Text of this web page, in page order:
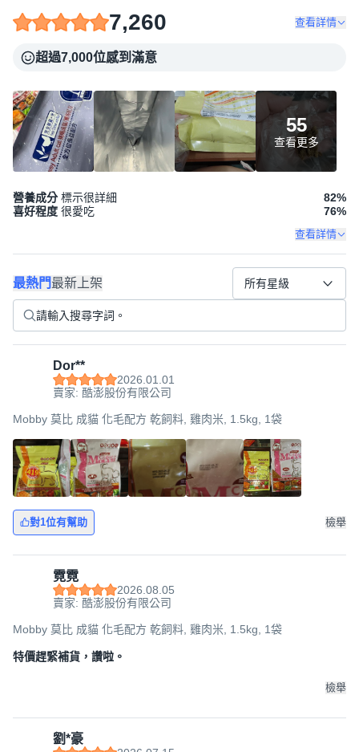
7,260 查看詳情
超過7,000位感到滿意
55
查看更多
營養成分 標示很詳細 82%
喜好程度 很愛吃 76%
查看詳情
最熱門最新上架 所有星級
Dor**
2026.01.01
賣家: 酷澎股份有限公司
Mobby 莫比 成貓 化毛配方 乾飼料, 雞肉米, 1.5kg, 1袋
對1位有幫助 檢舉
霓霓
2026.08.05
賣家: 酷澎股份有限公司
Mobby 莫比 成貓 化毛配方 乾飼料, 雞肉米, 1.5kg, 1袋
特價趕緊補貨，讚啦。
檢舉
劉*豪